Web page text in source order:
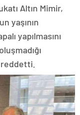
Altın Mimir,
yaşının
yapılmasını